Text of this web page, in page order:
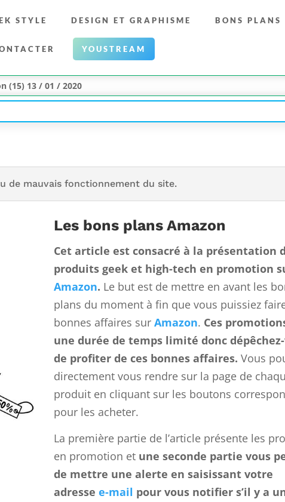
STYLE DESIGN ET GRAPHISME BONS PLANS
YOUSTREAM
(15) 13 / 01 / 2020
de mauvais fonctionnement du site.
Les bons plans Amazon
Cet article est consacré à la présentation
produits geek et high-tech en promotion
Amazon. Le but est de mettre en avant les
plans du moment à fin que vous puissiez
bonnes affaires sur Amazon. Ces
une durée de temps limité donc
de profiter de ces bonnes affaires. Vous
directement vous rendre sur la page de
produit en cliquant sur les boutons
pour les acheter.
La première partie de l’article présente les
en promotion et une seconde partie vous
de mettre une alerte en saisissant votre
adresse e-mail pour vous notifier s’il y a